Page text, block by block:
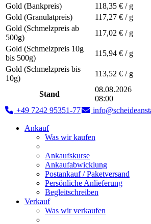
Gold (Bankpreis)
118,35 € / g
Gold (Granulatpreis)
117,27 € / g
Gold (Schmelzpreis ab
500g)
117,02 € / g
Gold (Schmelzpreis 10g
bis 500g)
115,94 € / g
Gold (Schmelzpreis bis
10g)
113,52 € / g
Stand
08.08.2026
08:00
+49 7242 95351-77
Ankauf
Was wir kaufen
Ankaufskurse
Ankaufabwicklung
Postankauf / Paketversand
Persönliche Anlieferung
Begleitschreiben
Verkauf
Was wir verkaufen